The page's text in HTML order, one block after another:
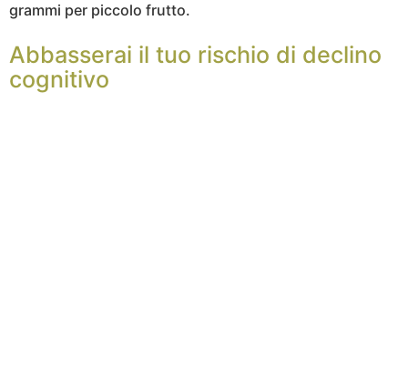
grammi per piccolo frutto.
Abbasserai il tuo rischio di declino
cognitivo